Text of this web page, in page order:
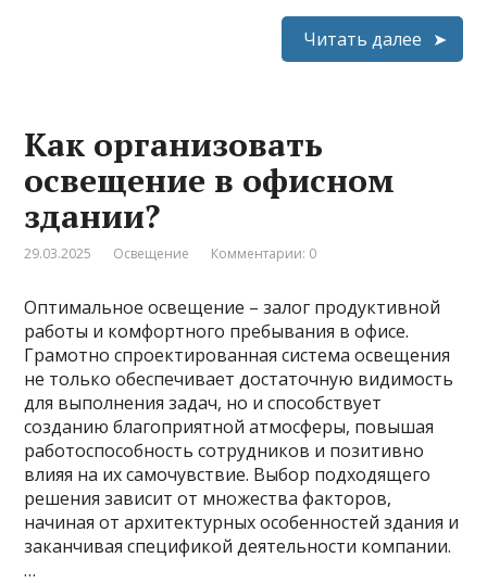
Читать далее
Как организовать
освещение в офисном
здании?
29.03.2025 Освещение Комментарии: 0
Оптимальное освещение – залог продуктивной
работы и комфортного пребывания в офисе.
Грамотно спроектированная система освещения
не только обеспечивает достаточную видимость
для выполнения задач, но и способствует
созданию благоприятной атмосферы, повышая
работоспособность сотрудников и позитивно
влияя на их самочувствие. Выбор подходящего
решения зависит от множества факторов,
начиная от архитектурных особенностей здания и
заканчивая спецификой деятельности компании.
…